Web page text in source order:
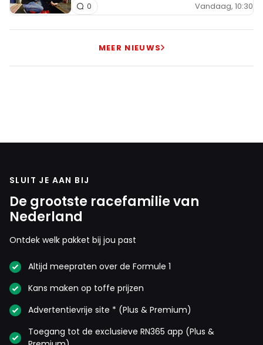
Vandaag, 10:30
0
MEER NIEUWS
SLUIT JE AAN BIJ
De grootste racefamilie van
Nederland
Ontdek welk pakket bij jou past
Altijd meepraten over de Formule 1
Kans maken op toffe prijzen
Advertentievrije site * (Plus & Premium)
Toegang tot de exclusieve RN365 app (Plus &